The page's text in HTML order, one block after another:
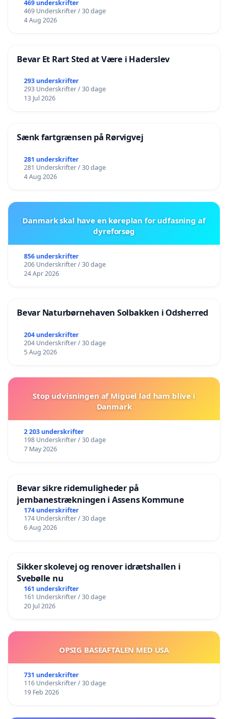
469 underskrifter
469 Underskrifter / 30 dage
4 Aug 2026
Bevar Et Rart Sted at Være i Haderslev
293 underskrifter
293 Underskrifter / 30 dage
13 Jul 2026
Sænk fartgrænsen på Rørvigvej
281 underskrifter
281 Underskrifter / 30 dage
4 Aug 2026
Danmark skal have en køreplan for udfasning af
dyreforsøg
856 underskrifter
206 Underskrifter / 30 dage
24 Apr 2026
Bevar Naturbørnehaven Solbakken i Odsherred
204 underskrifter
204 Underskrifter / 30 dage
5 Aug 2026
Stop udvisningen af Miguel lad ham blive i
Danmark
2 203 underskrifter
198 Underskrifter / 30 dage
7 May 2026
Bevar sikre ridemuligheder på
jernbanestrækningen i Assens Kommune
174 underskrifter
174 Underskrifter / 30 dage
6 Aug 2026
Sikker skolevej og renover idrætshallen i
Svebølle nu
161 underskrifter
161 Underskrifter / 30 dage
20 Jul 2026
OPSIG BASEAFTALEN MED USA
731 underskrifter
116 Underskrifter / 30 dage
19 Feb 2026